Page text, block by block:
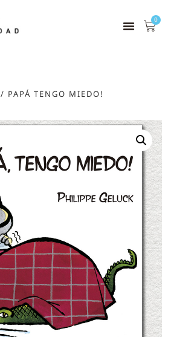
0
/ PAPÁ TENGO MIEDO!